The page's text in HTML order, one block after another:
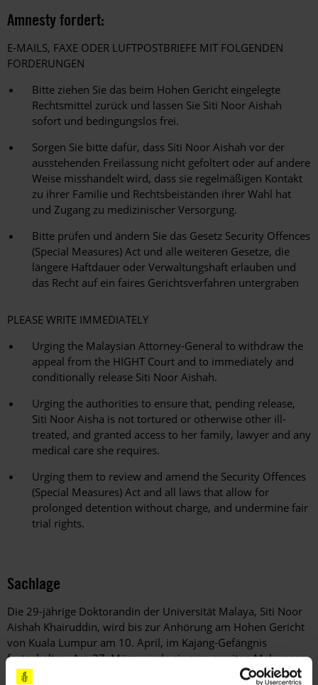
Amnesty fordert:
E-MAILS, FAXE ODER LUFTPOSTBRIEFE MIT FOLGENDEN
FORDERUNGEN
Bitte ziehen Sie das beim Hohen Gericht eingelegte
Rechtsmittel zurück und lassen Sie Siti Noor Aishah
sofort und bedingungslos frei.
Sorgen Sie bitte dafür, dass Siti Noor Aishah vor der
ausstehenden Freilassung nicht gefoltert oder auf andere
Weise misshandelt wird, dass sie regelmäßigen Kontakt
zu ihrer Familie und Rechtsbeiständen ihrer Wahl hat
und Zugang zu medizinischer Versorgung.
Bitte prüfen und ändern Sie das Gesetz Security Offences
(Special Measures) Act und alle weiteren Gesetze, die
längere Haftdauer oder Verwaltungshaft erlauben und
das Recht auf ein faires Gerichtsverfahren untergraben
PLEASE WRITE IMMEDIATELY
Urging the Malaysian Attorney-General to withdraw the
appeal from the HIGHT Court and to immediately and
conditionally release Siti Noor Aishah.
Urging the authorities to ensure that, pending release,
Siti Noor Aisha is not tortured or otherwise other ill-
treated, and granted access to her family, lawyer and any
medical care she requires.
Urging them to review and amend the Security Offences
(Special Measures) Act and all laws that allow for
prolonged detention without charge, and undermine fair
trial rights.
Sachlage
Die 29-jährige Doktorandin der Universität Malaya, Siti Noor
Aishah Khairuddin, wird bis zur Anhörung am Hohen Gericht
von Kuala Lumpur am 10. April, im Kajang-Gefängnis
festgehalten. Am 27. März wurde sie zum zweiten Mal wegen
vermeintlichen Besitzes von zwölf Büchern, welche ihre